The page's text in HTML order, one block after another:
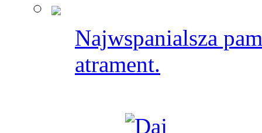
Najwspanialsza
atrament.